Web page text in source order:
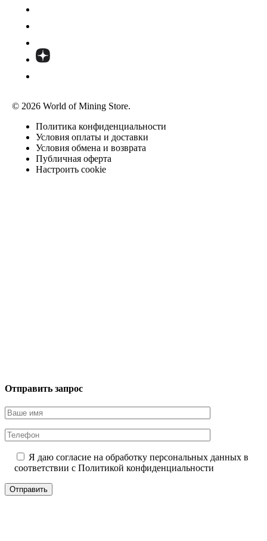
© 2026 World of Mining Store.
Политика конфиденциальности
Условия оплаты и доставки
Условия обмена и возврата
Публичная оферта
Настроить cookie
Отправить запрос
Я даю согласие на обработку персональных данных в
соответствии с Политикой конфиденциальности